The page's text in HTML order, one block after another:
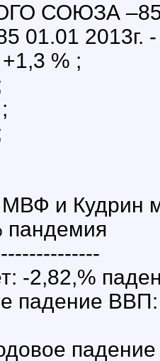
СОЮЗА –85-
01.01 2013г. -
% ;
МВФ и Кудрин
пандемия
-2,82,%
падение